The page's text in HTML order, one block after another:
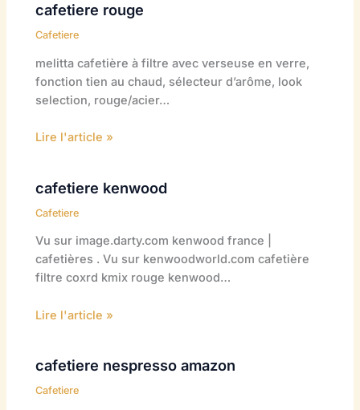
cafetiere rouge
Cafetiere
melitta cafetière à filtre avec verseuse en verre,
fonction tien au chaud, sélecteur d’arôme, look
selection, rouge/acier…
Lire l'article »
cafetiere kenwood
Cafetiere
Vu sur image.darty.com kenwood france |
cafetières . Vu sur kenwoodworld.com cafetière
filtre coxrd kmix rouge kenwood…
Lire l'article »
cafetiere nespresso amazon
Cafetiere